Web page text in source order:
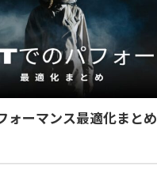
ォーマンス最適化まとめ